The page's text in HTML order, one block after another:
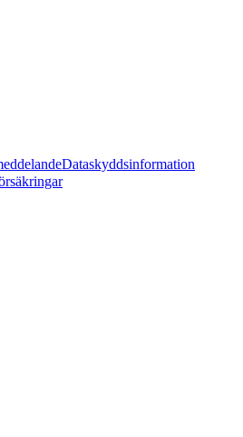
Dataskyddsinformation